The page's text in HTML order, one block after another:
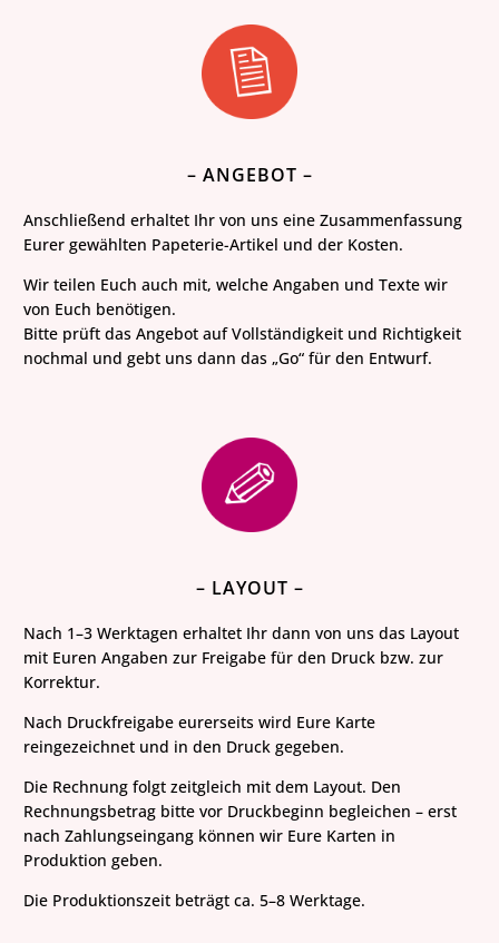
– ANGEBOT –
Anschließend erhaltet Ihr von uns eine Zusammenfassung
Eurer gewählten Papeterie-Artikel und der Kosten.
Wir teilen Euch auch mit, welche Angaben und Texte wir
von Euch benötigen.
Bitte prüft das Angebot auf Vollständigkeit und Richtigkeit
nochmal und gebt uns dann das „Go“ für den Entwurf.
– LAYOUT –
Nach 1–3 Werktagen erhaltet Ihr dann von uns das Layout
mit Euren Angaben zur Freigabe für den Druck bzw. zur
Korrektur.
Nach Druckfreigabe eurerseits wird Eure Karte
reingezeichnet und in den Druck gegeben.
Die Rechnung folgt zeitgleich mit dem Layout. Den
Rechnungsbetrag bitte vor Druckbeginn begleichen – erst
nach Zahlungseingang können wir Eure Karten in
Produktion geben.
Die Produktionszeit beträgt ca. 5–8 Werktage.